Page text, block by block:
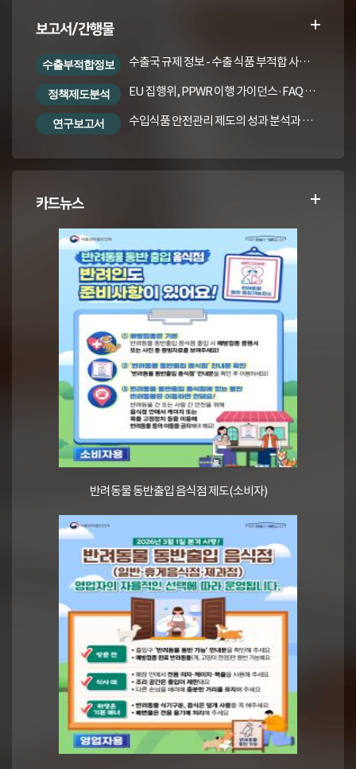
보고서/간행물
수출부적합정보 수출국 규제 정보 - 수출 식품 부적합 사례 및 관련 기준·규격('26년 1분기)
정책제도분석 EU 집행위, PPWR 이행 가이던스·FAQ 번역본
연구보고서 수입식품 안전관리 제도의 성과 분석과 수입식품법령의 재정비 방안
카드뉴스
반려동물 동반출입 음식점 제도(소비자)